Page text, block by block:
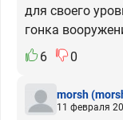
для своего
гонка
6
0
morsh
11 февраля